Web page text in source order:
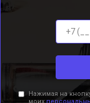
Нажимая на